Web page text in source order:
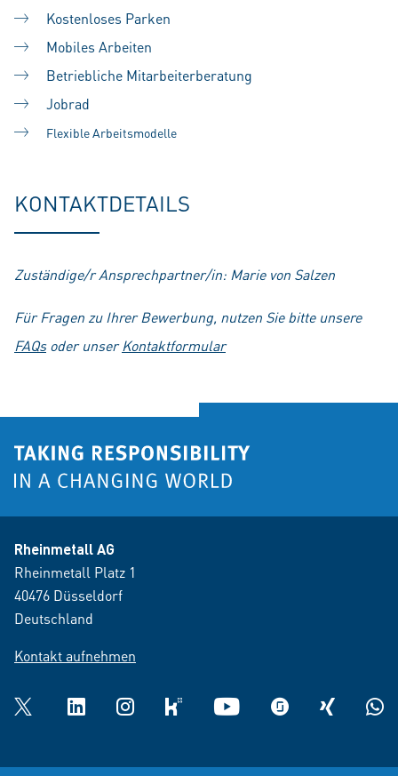
Kostenloses Parken
Mobiles Arbeiten
Betriebliche Mitarbeiterberatung
Jobrad
Flexible Arbeitsmodelle
KONTAKTDETAILS
Zuständige/r Ansprechpartner/in: Marie von Salzen
Für Fragen zu Ihrer Bewerbung, nutzen Sie bitte unsere
FAQsoder unserKontaktformular
Rheinmetall AG
Rheinmetall Platz 1
40476 Düsseldorf
Deutschland
Kontakt aufnehmen
Twitter LinkedInInstagramkununu YouTube glassdoorXING